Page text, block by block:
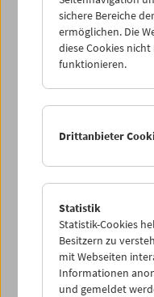
Murmeln jenseits der
Zeit: Der Film selbst!
Cinemini on Tour
gefördert.
Eintritt: 4,50 Euro pro
diese Veranstaltung
gekauft werden.
CINEMINI
sichere Bereiche
ermöglichen. Die
diese Cookies
funktionieren.
Drittanbieter
Statistik
Statistik-Cookies
Besitzern zu
mit Webseiten
Informationen
und gemeldet